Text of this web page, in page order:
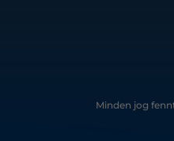
Minden jog